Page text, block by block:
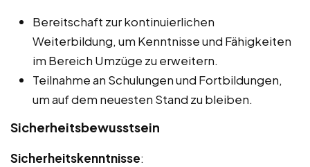
Bereitschaft zur kontinuierlichen
Weiterbildung, um Kenntnisse und Fähigkeiten
im Bereich Umzüge zu erweitern.
Teilnahme an Schulungen und Fortbildungen,
um auf dem neuesten Stand zu bleiben.
Sicherheitsbewusstsein
Sicherheitskenntnisse: